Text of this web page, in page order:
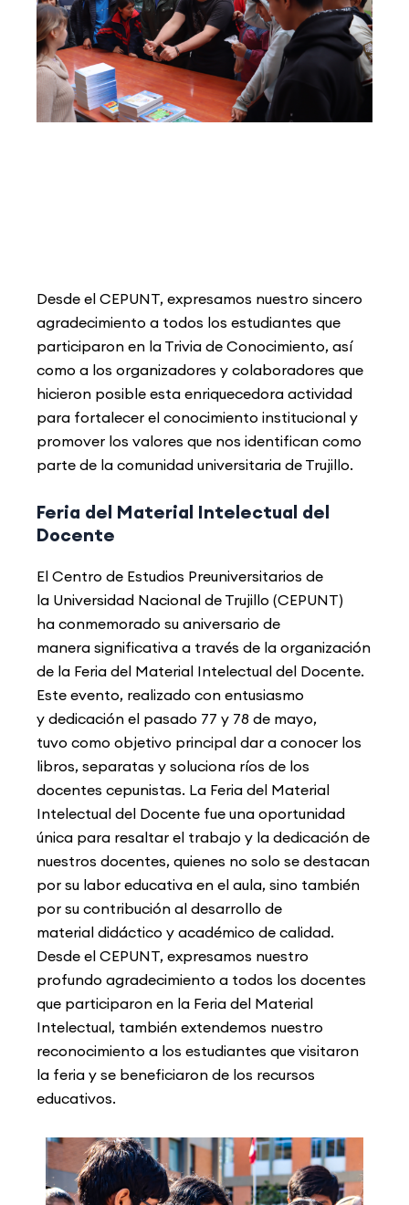
Desde el CEPUNT, expresamos nuestro sincero
agradecimiento a todos los estudiantes que
participaron en la Trivia de Conocimiento, así
como a los organizadores y colaboradores que
hicieron posible esta enriquecedora actividad
para fortalecer el conocimiento institucional y
promover los valores que nos identifican como
parte de la comunidad universitaria de Trujillo.
Feria del Material Intelectual del
Docente
El Centro de Estudios Preuniversitarios de
la Universidad Nacional de Trujillo (CEPUNT)
ha conmemorado su aniversario de
manera significativa a través de la organización
de la Feria del Material Intelectual del Docente.
Este evento, realizado con entusiasmo
y dedicación el pasado 77 y 78 de mayo,
tuvo como objetivo principal dar a conocer los
libros, separatas y soluciona ríos de los
docentes cepunistas. La Feria del Material
Intelectual del Docente fue una oportunidad
única para resaltar el trabajo y la dedicación de
nuestros docentes, quienes no solo se destacan
por su labor educativa en el aula, sino también
por su contribución al desarrollo de
material didáctico y académico de calidad.
Desde el CEPUNT, expresamos nuestro
profundo agradecimiento a todos los docentes
que participaron en la Feria del Material
Intelectual, también extendemos nuestro
reconocimiento a los estudiantes que visitaron
la feria y se beneficiaron de los recursos
educativos.